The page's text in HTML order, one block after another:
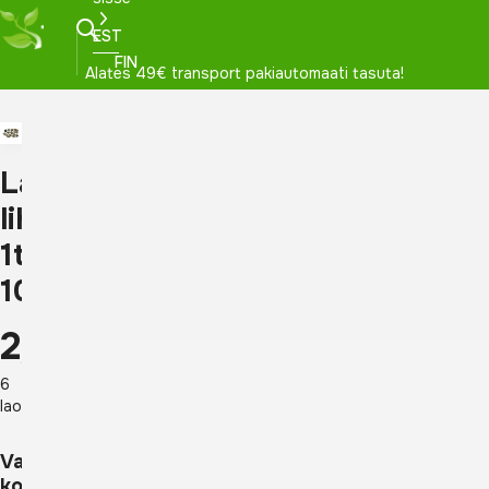
Alates 49€ transport pakiautomaati tasuta!
EST
FIN
Labradoriit
lihvitud
1tk,
1031
2,00
6
laos
Vali